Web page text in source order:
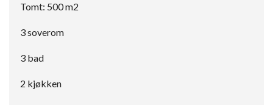
Tomt: 500 m2
3 soverom
3 bad
2 kjøkken